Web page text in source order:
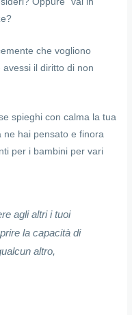
che vogliono
il diritto di non
spieghi con calma la tua
ne hai pensato e finora
per i bambini per vari
agli altri i tuoi
la capacità di
altro,